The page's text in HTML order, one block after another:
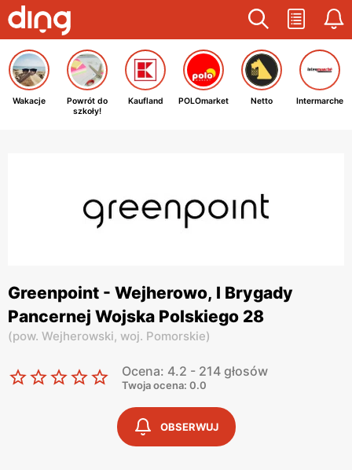
Wakacje
Powrót do
szkoły!
Kaufland POLOmarket Netto Intermarche
Greenpoint - Wejherowo, I Brygady
Pancernej Wojska Polskiego 28
(pow. Wejherowski, woj. Pomorskie)
Ocena: 4.2 - 214 głosów
Twoja ocena: 0.0
OBSERWUJ